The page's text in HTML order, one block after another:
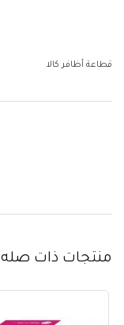
قطاعة أظافر كالا
منتجات ذات صله